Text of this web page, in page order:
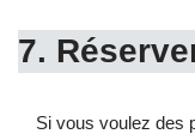
7.
Si vous voulez des